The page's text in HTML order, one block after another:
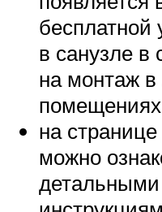
бесплатной
в санузле в
на монтаж
на
можно